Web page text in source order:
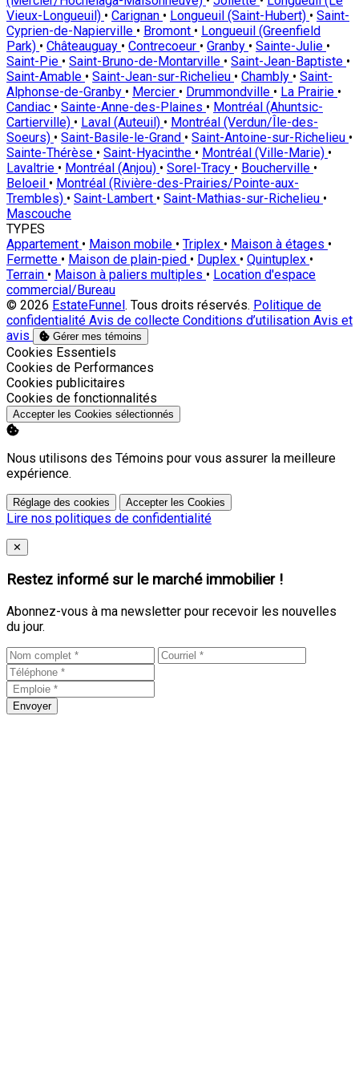
Vieux-Longueuil) • Carignan • Longueuil (Saint-Hubert) • Saint-
Cyprien-de-Napierville • Bromont • Longueuil (Greenfield
Park) • Châteauguay • Contrecoeur • Granby • Sainte-Julie •
Saint-Pie • Saint-Bruno-de-Montarville • Saint-Jean-Baptiste •
Saint-Amable • Saint-Jean-sur-Richelieu • Chambly • Saint-
Alphonse-de-Granby • Mercier • Drummondville • La Prairie •
Candiac • Sainte-Anne-des-Plaines • Montréal (Ahuntsic-
Cartierville) • Laval (Auteuil) • Montréal (Verdun/Île-des-
Soeurs) • Saint-Basile-le-Grand • Saint-Antoine-sur-Richelieu •
Sainte-Thérèse • Saint-Hyacinthe • Montréal (Ville-Marie) •
Lavaltrie • Montréal (Anjou) • Sorel-Tracy • Boucherville •
Beloeil • Montréal (Rivière-des-Prairies/Pointe-aux-
Trembles) • Saint-Lambert • Saint-Mathias-sur-Richelieu •
Mascouche
TYPES
Appartement • Maison mobile • Triplex • Maison à étages •
Fermette • Maison de plain-pied • Duplex • Quintuplex •
Terrain • Maison à paliers multiples • Location d'espace
commercial/Bureau
© 2026 EstateFunnel. Tous droits réservés. Politique de
confidentialité Avis de collecte Conditions d’utilisation Avis et
avis
Gérer mes témoins
Activer
Cookies Essentiels
Activer
Cookies de Performances
Activer
Cookies publicitaires
Activer
Cookies de fonctionnalités
Accepter les Cookies sélectionnés
Nous utilisons des Témoins pour vous assurer la meilleure
expérience.
Réglage des cookies Accepter les Cookies
Lire nos politiques de confidentialité
Close
✕
Restez informé sur le marché immobilier !
Abonnez-vous à ma newsletter pour recevoir les nouvelles
du jour.
Envoyer